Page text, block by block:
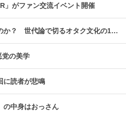
」がファン交流イベント開催
誰がアニメを変えたのか？ 世代論で切るオタク文化の10年、そして50年
党の美学
に読者が悲鳴
の中身はおっさん